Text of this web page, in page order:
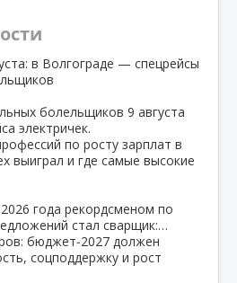
в Волгограде — спецрейсы
болельщиков 9 августа
электричек.
по росту зарплат в
выиграл и где самые высокие
года рекордсменом по
стал сварщик:…
бюджет‑2027 должен
соцподдержку и рост